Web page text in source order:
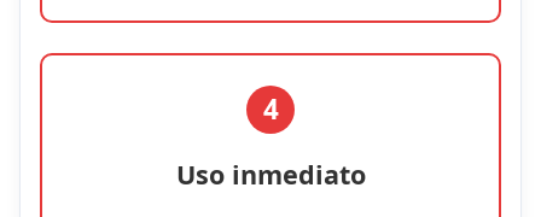
4
Uso inmediato